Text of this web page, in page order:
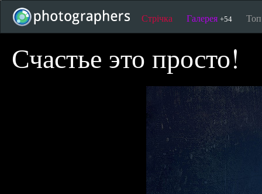
Стрічка Галерея +54
Счастье это просто!